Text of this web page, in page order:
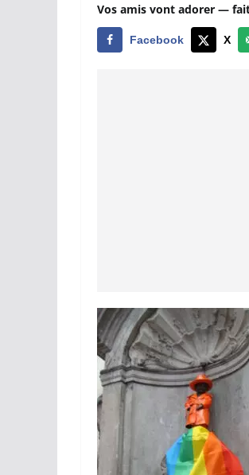
Vos amis vont adorer —
Facebook X